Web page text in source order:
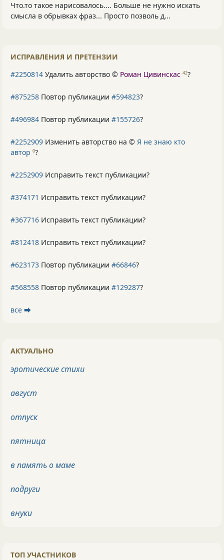
Что.то такое нарисовалось.... Больше не нужно искать
смысла в обрывках фраз... Просто позволь д...
ИСПРАВЛЕНИЯ И ПРЕТЕНЗИИ
#2250814 Удалить авторство © Роман Цивинскас 42?
#875258 Повтор публикации #594823?
#496984 Повтор публикации #155726?
#2252909 Изменить авторство на © Я не знаю кто
автор 0?
#2252909 Исправить текст публикации?
#374171 Исправить текст публикации?
#367716 Исправить текст публикации?
#812418 Исправить текст публикации?
#623173 Повтор публикации #66846?
#568558 Повтор публикации #129287?
все ⮕
АКТУАЛЬНО
эротические стихи
август
отпуск
пятница
в память о маме
подруги
внуки
ТОП УЧАСТНИКОВ